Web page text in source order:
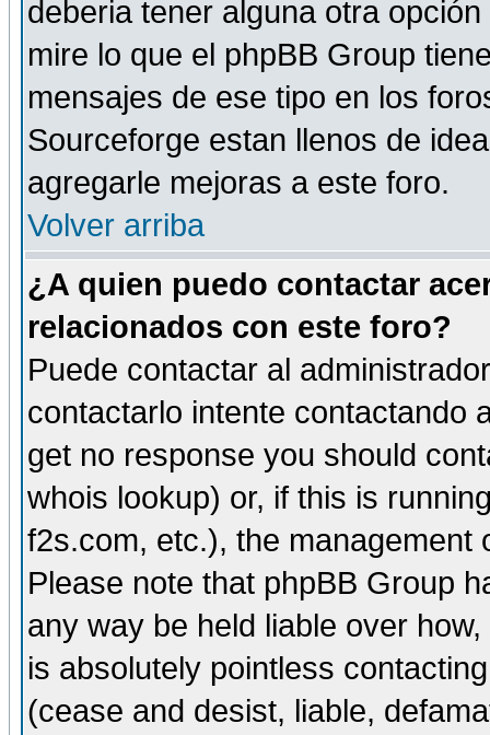
deberia tener alguna otra
mire lo que el phpBB Group
mensajes de ese tipo en los
Sourceforge estan llenos de
agregarle mejoras a este foro.
Volver arriba
¿A quien puedo contactar
relacionados con este foro?
Puede contactar al
contactarlo intente contactando
get no response you should
whois lookup) or, if this is
f2s.com, etc.), the management
Please note that phpBB Group
any way be held liable over
is absolutely pointless
(cease and desist, liable,